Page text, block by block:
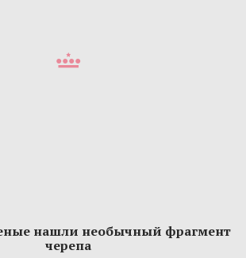
нашли необычный фрагмент
черепа